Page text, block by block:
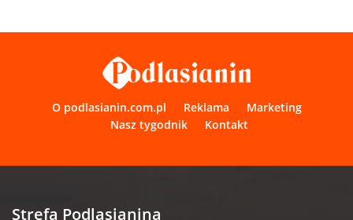
O podlasianin.com.pl Reklama
Marketing
Nasz tygodnik
Kontakt
Strefa Podlasianina